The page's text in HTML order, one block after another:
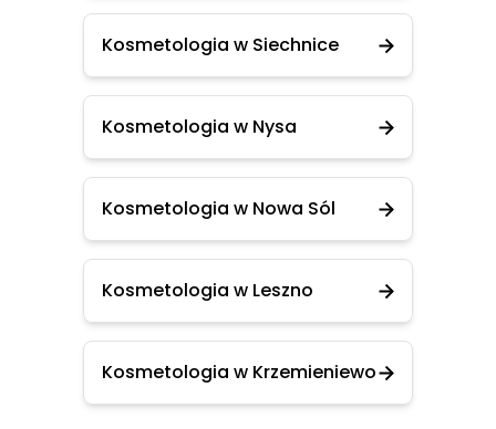
Kosmetologia w Siechnice
Kosmetologia w Nysa
Kosmetologia w Nowa Sól
Kosmetologia w Leszno
Kosmetologia w Krzemieniewo